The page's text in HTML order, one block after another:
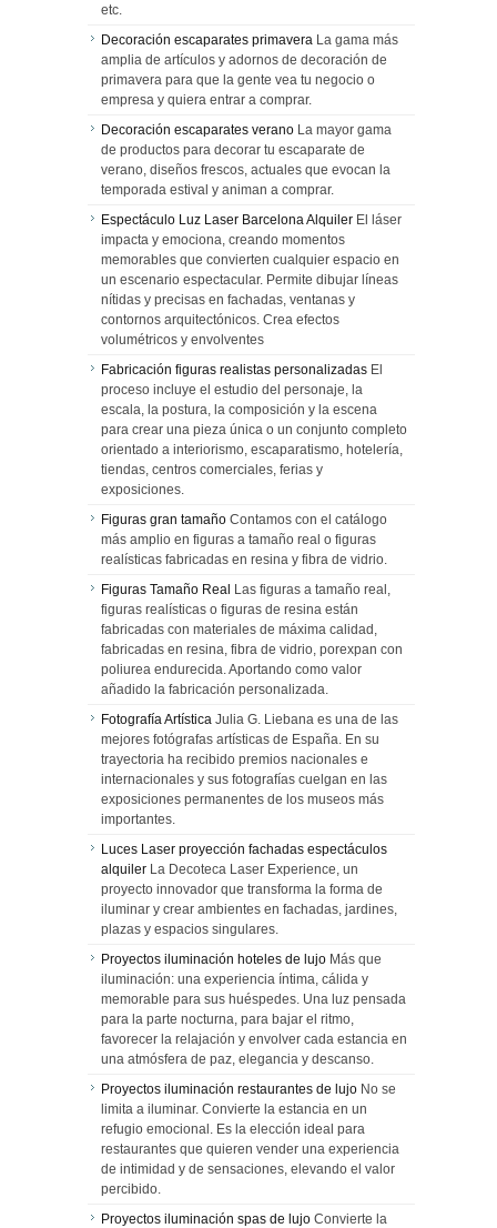
etc.
Decoración escaparates primavera La gama más
amplia de artículos y adornos de decoración de
primavera para que la gente vea tu negocio o
empresa y quiera entrar a comprar.
Decoración escaparates verano La mayor gama
de productos para decorar tu escaparate de
verano, diseños frescos, actuales que evocan la
temporada estival y animan a comprar.
Espectáculo Luz Laser Barcelona Alquiler El láser
impacta y emociona, creando momentos
memorables que convierten cualquier espacio en
un escenario espectacular. Permite dibujar líneas
nítidas y precisas en fachadas, ventanas y
contornos arquitectónicos. Crea efectos
volumétricos y envolventes
Fabricación figuras realistas personalizadas El
proceso incluye el estudio del personaje, la
escala, la postura, la composición y la escena
para crear una pieza única o un conjunto completo
orientado a interiorismo, escaparatismo, hotelería,
tiendas, centros comerciales, ferias y
exposiciones.
Figuras gran tamaño Contamos con el catálogo
más amplio en figuras a tamaño real o figuras
realísticas fabricadas en resina y fibra de vidrio.
Figuras Tamaño Real Las figuras a tamaño real,
figuras realísticas o figuras de resina están
fabricadas con materiales de máxima calidad,
fabricadas en resina, fibra de vidrio, porexpan con
poliurea endurecida. Aportando como valor
añadido la fabricación personalizada.
Fotografía Artística Julia G. Liebana es una de las
mejores fotógrafas artísticas de España. En su
trayectoria ha recibido premios nacionales e
internacionales y sus fotografías cuelgan en las
exposiciones permanentes de los museos más
importantes.
Luces Laser proyección fachadas espectáculos
alquiler La Decoteca Laser Experience, un
proyecto innovador que transforma la forma de
iluminar y crear ambientes en fachadas, jardines,
plazas y espacios singulares.
Proyectos iluminación hoteles de lujo Más que
iluminación: una experiencia íntima, cálida y
memorable para sus huéspedes. Una luz pensada
para la parte nocturna, para bajar el ritmo,
favorecer la relajación y envolver cada estancia en
una atmósfera de paz, elegancia y descanso.
Proyectos iluminación restaurantes de lujo No se
limita a iluminar. Convierte la estancia en un
refugio emocional. Es la elección ideal para
restaurantes que quieren vender una experiencia
de intimidad y de sensaciones, elevando el valor
percibido.
Proyectos iluminación spas de lujo Convierte la